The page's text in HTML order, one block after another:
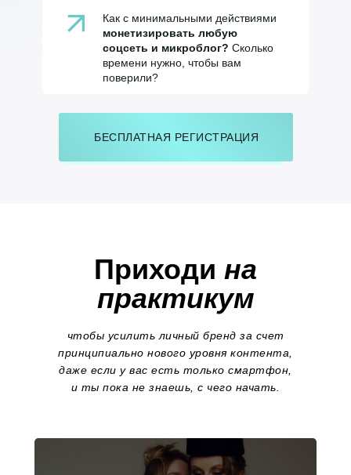
Как с минимальными действиями
монетизировать любую
соцсеть и микроблог? Сколько
времени нужно, чтобы вам
поверили?
БЕСПЛАТНАЯ РЕГИСТРАЦИЯ
Приходи на
практикум
чтобы усилить личный бренд за счет
принципиально нового уровня контента,
даже если у вас есть только смартфон
и ты пока не знаешь, с чего начать